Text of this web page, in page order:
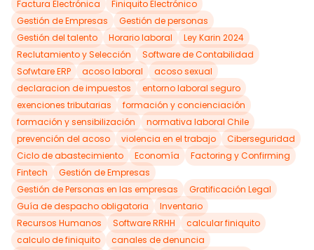
Factura Electrónica
Finiquito Electrónico
Gestión de Empresas
Gestión de personas
Gestión del talento
Horario laboral
Ley Karin 2024
Reclutamiento y Selección
Software de Contabilidad
Sofwtare ERP
acoso laboral
acoso sexual
declaracion de impuestos
entorno laboral seguro
exenciones tributarias
formación y concienciación
formación y sensibilización
normativa laboral Chile
prevención del acoso
violencia en el trabajo
Ciberseguridad
Ciclo de abastecimiento
Economía
Factoring y Confirming
Fintech
Gestión de Empresas
Gestión de Personas en las empresas
Gratificación Legal
Guía de despacho obligatoria
Inventario
Recursos Humanos
Software RRHH
calcular finiquito
calculo de finiquito
canales de denuncia